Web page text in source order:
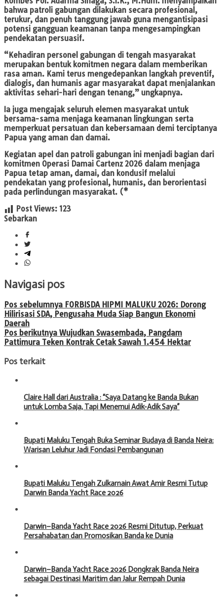
bahwa patroli gabungan dilakukan secara profesional,
terukur, dan penuh tanggung jawab guna mengantisipasi
potensi gangguan keamanan tanpa mengesampingkan
pendekatan persuasif.
“Kehadiran personel gabungan di tengah masyarakat
merupakan bentuk komitmen negara dalam memberikan
rasa aman. Kami terus mengedepankan langkah preventif,
dialogis, dan humanis agar masyarakat dapat menjalankan
aktivitas sehari-hari dengan tenang,” ungkapnya.
Ia juga mengajak seluruh elemen masyarakat untuk
bersama-sama menjaga keamanan lingkungan serta
memperkuat persatuan dan kebersamaan demi terciptanya
Papua yang aman dan damai.
Kegiatan apel dan patroli gabungan ini menjadi bagian dari
komitmen Operasi Damai Cartenz 2026 dalam menjaga
Papua tetap aman, damai, dan kondusif melalui
pendekatan yang profesional, humanis, dan berorientasi
pada perlindungan masyarakat. (*
Post Views: 123
Sebarkan
Navigasi pos
Pos sebelumnya FORBISDA HIPMI MALUKU 2026: Dorong
Hilirisasi SDA, Pengusaha Muda Siap Bangun Ekonomi
Daerah
Pos berikutnya Wujudkan Swasembada, Pangdam
Pattimura Teken Kontrak Cetak Sawah 1.454 Hektar
Pos terkait
Claire Hall dari Australia : “Saya Datang ke Banda Bukan
untuk Lomba Saja, Tapi Menemui Adik-Adik Saya”
Bupati Maluku Tengah Buka Seminar Budaya di Banda Neira:
Warisan Leluhur Jadi Fondasi Pembangunan
Bupati Maluku Tengah Zulkarnain Awat Amir Resmi Tutup
Darwin Banda Yacht Race 2026
Darwin–Banda Yacht Race 2026 Resmi Ditutup, Perkuat
Persahabatan dan Promosikan Banda ke Dunia
Darwin–Banda Yacht Race 2026 Dongkrak Banda Neira
sebagai Destinasi Maritim dan Jalur Rempah Dunia